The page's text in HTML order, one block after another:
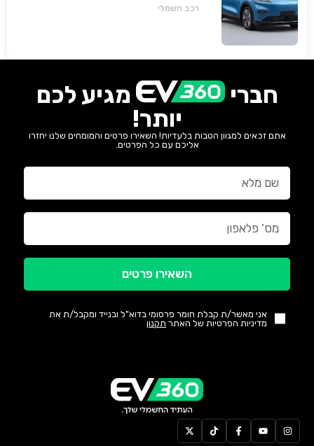
חזקה, גדולה וזולה שמאיימת לערער את מתחרות
רכב חשמלי
חברי
מגיע לכם
יותר!
אתם זכאים למגוון הטבות בלעדיות! השאירו פרטים והמומחים שלנו יחזרו
אליכם עם כל הפרטים.
אני מאשר/ת קבלת חומר פרסומי בדוא"ל ובנייד ומקבל/ת את
מדיניות הפרטיות של האתר תקנון
השאירו פרטים